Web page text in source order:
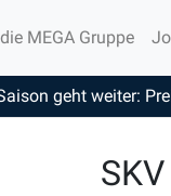
MEGA Gruppe
geht weiter: